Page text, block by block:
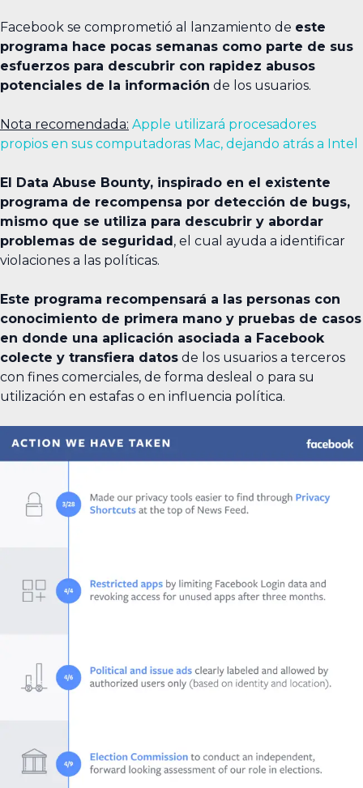
Facebook se comprometió al lanzamiento de este
programa hace pocas semanas como parte de sus
esfuerzos para descubrir con rapidez abusos
potenciales de la información de los usuarios.
Nota recomendada: Apple utilizará procesadores
propios en sus computadoras Mac, dejando atrás a Intel
El Data Abuse Bounty, inspirado en el existente
programa de recompensa por detección de bugs,
mismo que se utiliza para descubrir y abordar
problemas de seguridad, el cual ayuda a identificar
violaciones a las políticas.
Este programa recompensará a las personas con
conocimiento de primera mano y pruebas de casos
en donde una aplicación asociada a Facebook
colecte y transfiera datos de los usuarios a terceros
con fines comerciales, de forma desleal o para su
utilización en estafas o en influencia política.